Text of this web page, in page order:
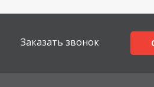
Заказать звонок